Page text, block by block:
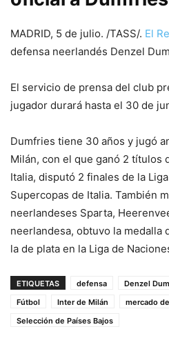
MADRID, 5 de julio. /TASS/. El
defensa neerlandés Denzel
El servicio de prensa del club
jugador durará hasta el 30 de
Dumfries tiene 30 años y jugó
Milán, con el que ganó 2 títulos
Italia, disputó 2 finales de la
Supercopas de Italia. También
neerlandeses Sparta,
neerlandesa, obtuvo la medalla
la de plata en la Liga de
ETIQUETAS defensa Denzel
Fútbol
Inter de Milán mercado
Selección de Países Bajos